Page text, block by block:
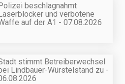
beschlagnahmt
und verbotene
auf der A1 - 07.08.2026
stimmt Betreiberwechsel
Lindbauer-Würstelstand zu -